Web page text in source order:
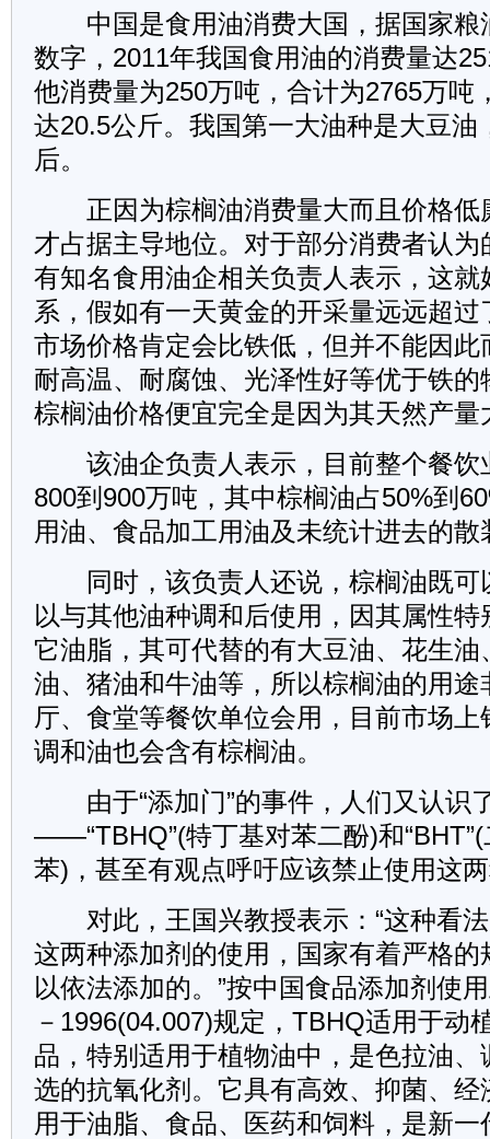
中国是食用油消费大国，据国家粮
数字，2011年我国食用油的消费量达
他消费量为250万吨，合计为2765万吨
达20.5公斤。我国第一大油种是大豆油
后。
正因为棕榈油消费量大而且价格低
才占据主导地位。对于部分消费者认为
有知名食用油企相关负责人表示，这
系，假如有一天黄金的开采量远远超
市场价格肯定会比铁低，但并不能因
耐高温、耐腐蚀、光泽性好等优于铁
棕榈油价格便宜完全是因为其天然产量
该油企负责人表示，目前整个餐饮
800到900万吨，其中棕榈油占50%到
用油、食品加工用油及未统计进去的散
同时，该负责人还说，棕榈油既可
以与其他油种调和后使用，因其属性
它油脂，其可代替的有大豆油、花生
油、猪油和牛油等，所以棕榈油的用
厅、食堂等餐饮单位会用，目前市场
调和油也会含有棕榈油。
由于“添加门”的事件，人们又认识
——“TBHQ”(特丁基对苯二酚)和
苯)，甚至有观点呼吁应该禁止使用这
对此，王国兴教授表示：“这种看法
这两种添加剂的使用，国家有着严格
以依法添加的。”按中国食品添加剂使
－1996(04.007)规定，TBHQ适用于动
品，特别适用于植物油中，是色拉油
选的抗氧化剂。它具有高效、抑菌、
用于油脂、食品、医药和饲料，是新